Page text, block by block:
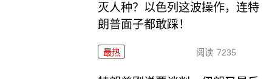
灭人种？以色列这波操作，连特
朗普面子都敢踩！
最热 阅读 7235